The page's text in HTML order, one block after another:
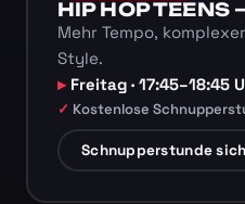
HIP HOP TEENS
Mehr Tempo,
Style.
Freitag · 17:45–18:45
Kostenlose
Schnupperstunde